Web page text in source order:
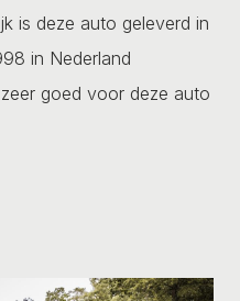
is deze auto geleverd in
in Nederland
goed voor deze auto